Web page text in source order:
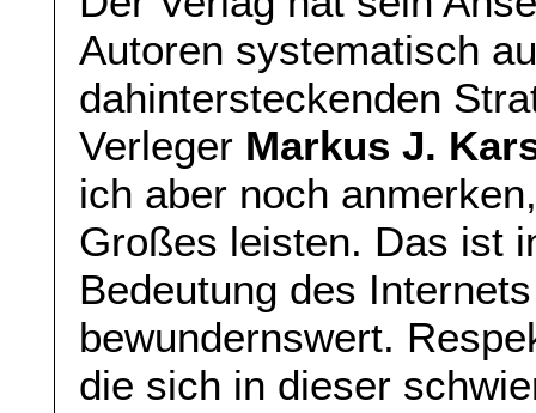
Autoren systematisch
dahintersteckenden
Verleger Markus J.
ich aber noch
Großes leisten. Das ist
Bedeutung des
bewundernswert.
die sich in dieser